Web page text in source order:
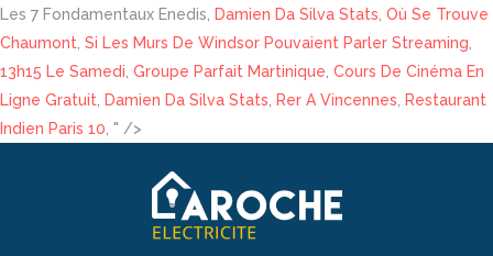
Les 7 Fondamentaux Enedis, Damien Da Silva Stats Où Se Trouve
Chaumont Si Les Murs De Windsor Pouvaient Parler Streaming
13h15 Le Samedi Groupe Parfait Martinique Cours De Cinéma En
Ligne Gratuit Damien Da Silva Stats Rer A Vincennes
Restaurant
Indien Paris 10 , " />